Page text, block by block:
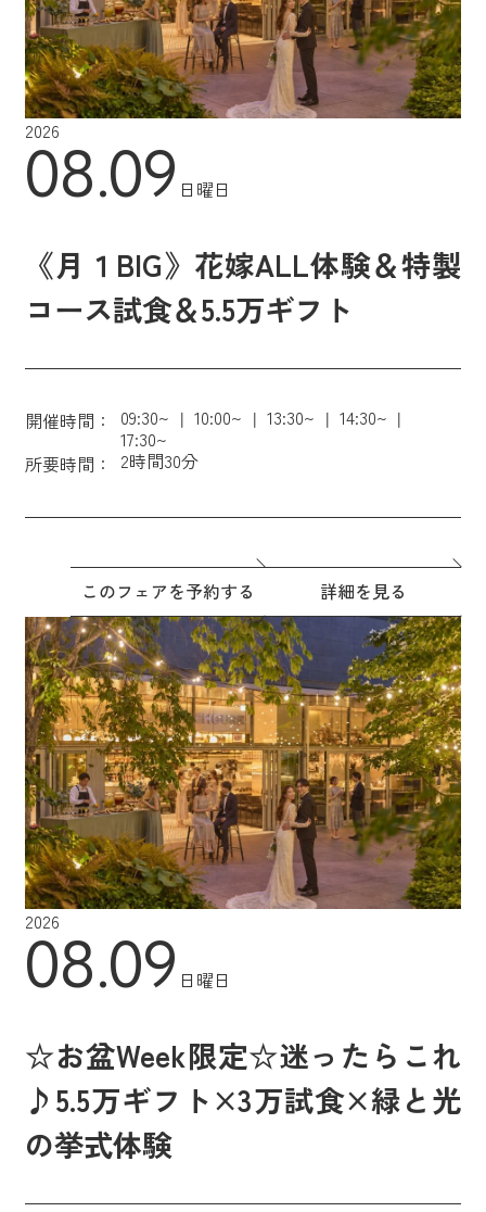
2026
08.09 日曜日
《月１BIG》花嫁ALL体験＆特製
コース試食＆5.5万ギフト
開催時間： 09:30~ 10:00~ 13:30~
14:30~
17:30~
所要時間：
2時間30分
このフェアを予約する 詳細を見る
2026
08.09 日曜日
☆お盆Week限定☆迷ったらこれ
♪5.5万ギフト×3万試食×緑と光
の挙式体験